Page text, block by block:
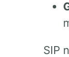
SIP